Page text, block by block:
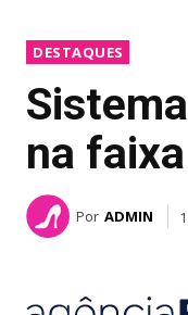
DESTAQUES
na
Por ADMIN